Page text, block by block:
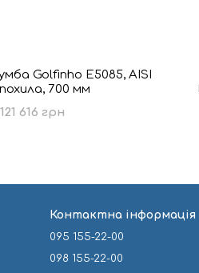
Golfinho E5085, AISI
похила, 700 мм
121 616 грн
Контактна інформація
095 155-22-00
098 155-22-00